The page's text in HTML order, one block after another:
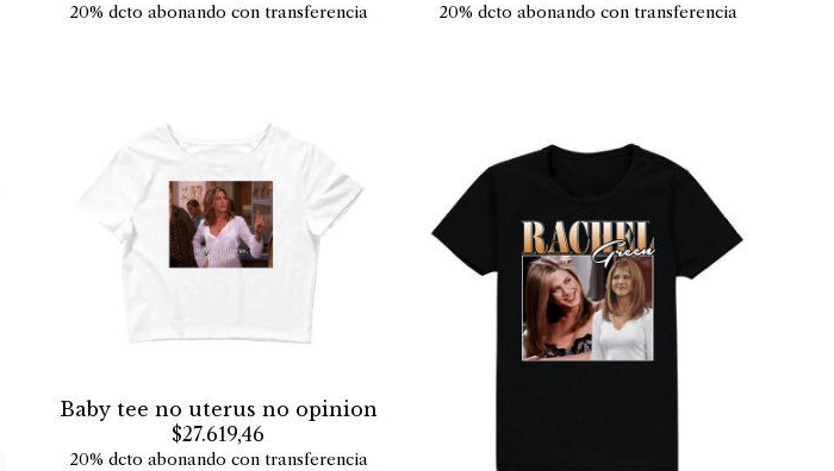
20% dcto abonando con transferencia 20% dcto abonando con transferencia
Baby tee no uterus no opinion
$27.619,46
20% dcto abonando con transferencia